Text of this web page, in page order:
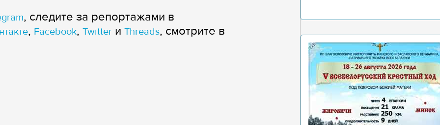
, следите за репортажами в
, Facebook, Twitter и Threads, смотрите в